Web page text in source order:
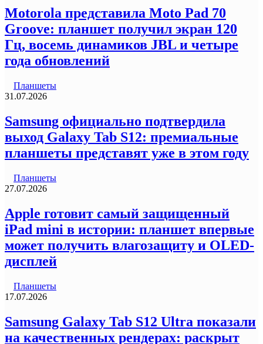
Motorola представила Moto Pad 70
Groove: планшет получил экран 120
Гц, восемь динамиков JBL и четыре
года обновлений
Планшеты
31.07.2026
Samsung официально подтвердила
выход Galaxy Tab S12: премиальные
планшеты представят уже в этом году
Планшеты
27.07.2026
Apple готовит самый защищенный
iPad mini в истории: планшет впервые
может получить влагозащиту и OLED-
дисплей
Планшеты
17.07.2026
Samsung Galaxy Tab S12 Ultra показали
на качественных рендерах: раскрыт